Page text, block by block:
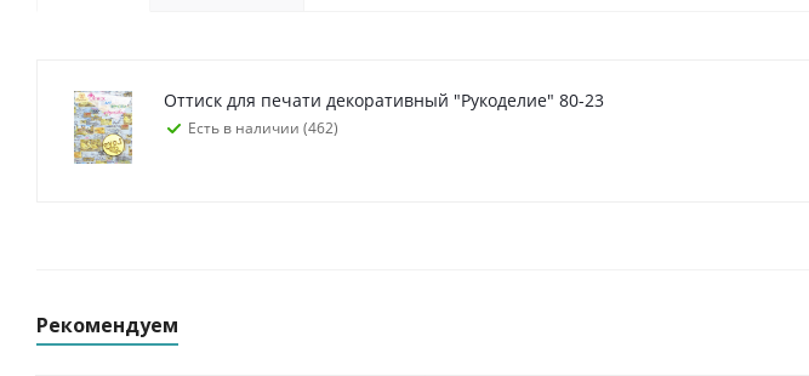
Оттиск для печати декоративный "Рукоделие" 80-23
Есть в наличии (462)
Рекомендуем